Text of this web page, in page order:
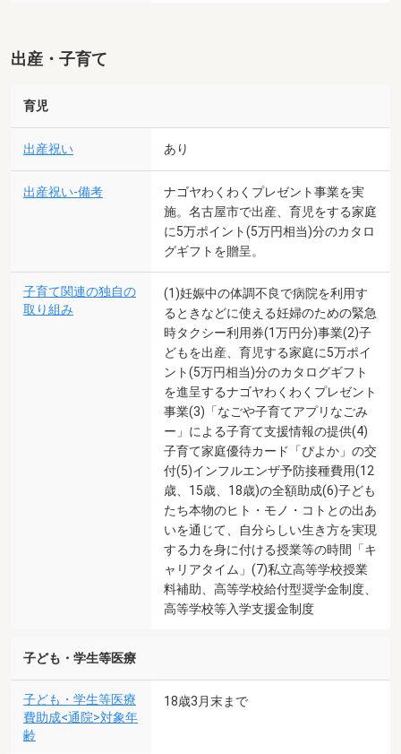
出産・子育て
育児
出産祝い あり
出産祝い-備考
ナゴヤわくわくプレゼント事業を実
施。名古屋市で出産、育児をする家庭
に5万ポイント(5万円相当)分のカタロ
グギフトを贈呈。
子育て関連の独自の
取り組み
(1)妊娠中の体調不良で病院を利用す
るときなどに使える妊婦のための緊急
時タクシー利用券(1万円分)事業(2)子
どもを出産、育児する家庭に5万ポイ
ント(5万円相当)分のカタログギフト
を進呈するナゴヤわくわくプレゼント
事業(3)「なごや子育てアプリなごみ
ー」による子育て支援情報の提供(4)
子育て家庭優待カード「ぴよか」の交
付(5)インフルエンザ予防接種費用(12
歳、15歳、18歳)の全額助成(6)子ども
たち本物のヒト・モノ・コトとの出あ
いを通じて、自分らしい生き方を実現
する力を身に付ける授業等の時間「キ
ャリアタイム」(7)私立高等学校授業
料補助、高等学校給付型奨学金制度、
高等学校等入学支援金制度
子ども・学生等医療
子ども・学生等医療
費助成<通院>対象年
齢
18歳3月末まで